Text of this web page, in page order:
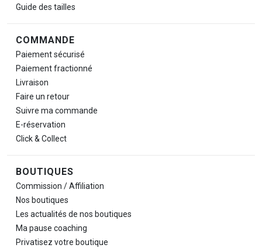
Guide des tailles
COMMANDE
Paiement sécurisé
Paiement fractionné
Livraison
Faire un retour
Suivre ma commande
E-réservation
Click & Collect
BOUTIQUES
Commission / Affiliation
Nos boutiques
Les actualités de nos boutiques
Ma pause coaching
Privatisez votre boutique